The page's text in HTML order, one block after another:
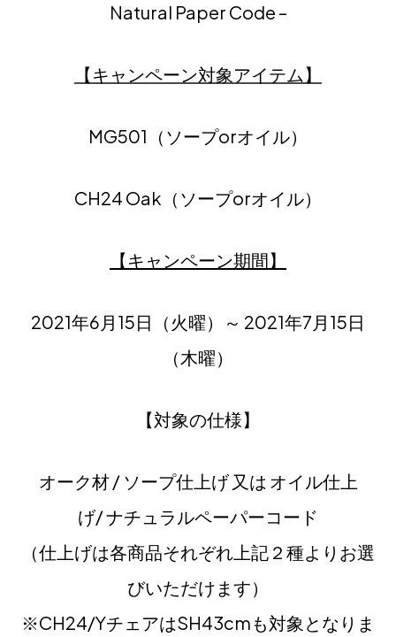
Natural Paper Code –
【キャンペーン対象アイテム】
MG501（ソープorオイル）
CH24 Oak（ソープorオイル）
【キャンペーン期間】
2021年6月15日（火曜）～ 2021年7月15日
（木曜）
【対象の仕様】
オーク材/ ソープ仕上げ又は オイル仕上
げ/ナチュラルペーパーコード
（仕上げは各商品それぞれ上記２種よりお選
びいただけます）
※CH24/YチェアはSH43cmも対象となりま